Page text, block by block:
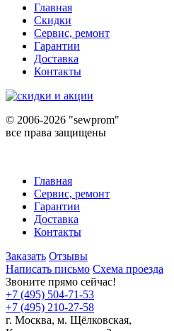
Главная
Скидки
Сервис, ремонт
Гарантии
Доставка
Контакты
© 2006-2026 "sewprom"
все права защищены
Главная
Сервис, ремонт
Гарантии
Доставка
Контакты
Заказать Отзывы
Написать письмо Схема проезда
Звоните прямо сейчас!
+7 (495) 504-71-53
+7 (495) 210-27-58
г. Москва, м. Щёлковская,